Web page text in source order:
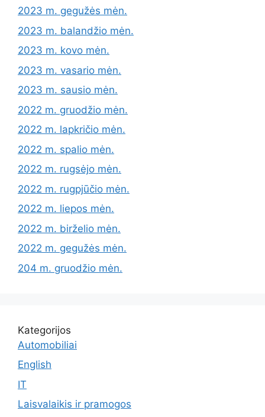
2023 m. gegužės mėn.
2023 m. balandžio mėn.
2023 m. kovo mėn.
2023 m. vasario mėn.
2023 m. sausio mėn.
2022 m. gruodžio mėn.
2022 m. lapkričio mėn.
2022 m. spalio mėn.
2022 m. rugsėjo mėn.
2022 m. rugpjūčio mėn.
2022 m. liepos mėn.
2022 m. birželio mėn.
2022 m. gegužės mėn.
204 m. gruodžio mėn.
Kategorijos
Automobiliai
English
IT
Laisvalaikis ir pramogos